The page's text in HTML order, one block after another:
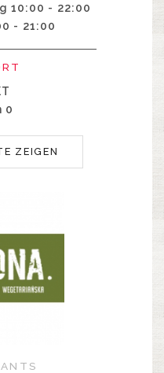
10:00 - 22:00
- 21:00
0
ZEIGEN